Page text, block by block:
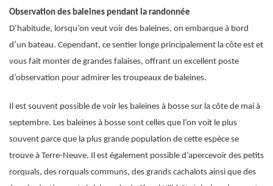
Observation des baleines pendant la randonnée
D’habitude, lorsqu’on veut voir des baleines, on embarque à bord
d’un bateau. Cependant, ce sentier longe principalement la côte est et
vous fait monter de grandes falaises, offrant un excellent poste
d’observation pour admirer les troupeaux de baleines.
Il est souvent possible de voir les baleines à bosse sur la côte de mai à
septembre. Les baleines à bosse sont celles que l’on voit le plus
souvent parce que la plus grande population de cette espèce se
trouve à Terre-Neuve. Il est également possible d’apercevoir des petits
rorquals, des rorquals communs, des grands cachalots ainsi que des